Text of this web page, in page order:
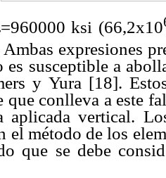
=960000 ksi (66,2x10
Ambas expresiones
es susceptible a
y Yura [18].
que conlleva a este
aplicada vertical.
el método de los
que se debe